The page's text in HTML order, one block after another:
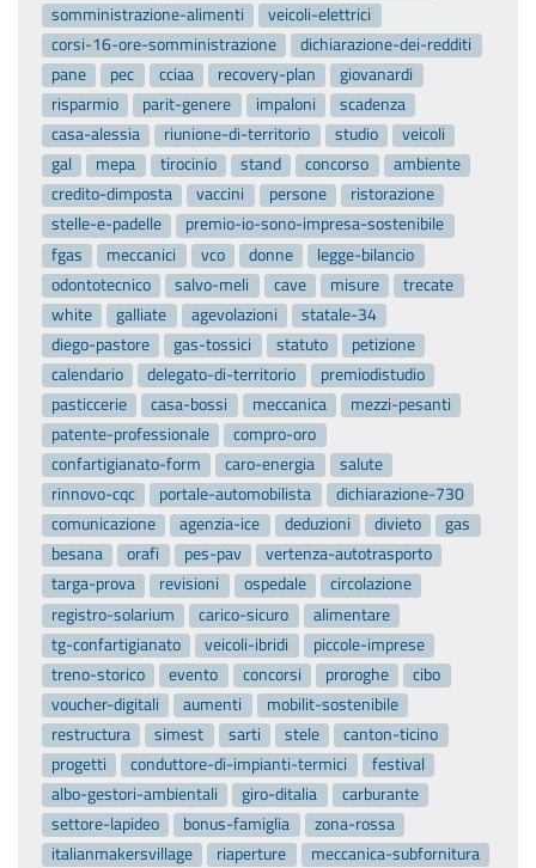
somministrazione-alimenti
veicoli-elettrici
corsi-16-ore-somministrazione
dichiarazione-dei-redditi
pane
pec cciaa recovery-plan
giovanardi
risparmio
parit-genere impaloni
scadenza
casa-alessia
riunione-di-territorio studio
veicoli
gal
mepa tirocinio stand concorso
ambiente
credito-dimposta
vaccini persone
ristorazione
stelle-e-padelle
premio-io-sono-impresa-sostenibile
fgas
meccanici vco donne
legge-bilancio
odontotecnico
salvo-meli cave misure
trecate
white
galliate agevolazioni
statale-34
diego-pastore
gas-tossici statuto
petizione
calendario
delegato-di-territorio
premiodistudio
pasticcerie
casa-bossi meccanica
mezzi-pesanti
patente-professionale
compro-oro
confartigianato-form
caro-energia
salute
rinnovo-cqc
portale-automobilista
dichiarazione-730
comunicazione
agenzia-ice deduzioni divieto
gas
besana
orafi pes-pav
vertenza-autotrasporto
targa-prova
revisioni ospedale
circolazione
registro-solarium
carico-sicuro
alimentare
tg-confartigianato
veicoli-ibridi
piccole-imprese
treno-storico
evento concorsi proroghe
cibo
voucher-digitali
aumenti
mobilit-sostenibile
restructura
simest sarti stele
canton-ticino
progetti
conduttore-di-impianti-termici
festival
albo-gestori-ambientali
giro-ditalia
carburante
settore-lapideo
bonus-famiglia
zona-rossa
italianmakersvillage
riaperture
meccanica-subfornitura